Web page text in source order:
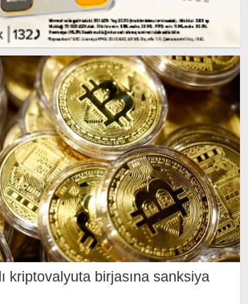
kriptovalyuta birjasına sanksiya